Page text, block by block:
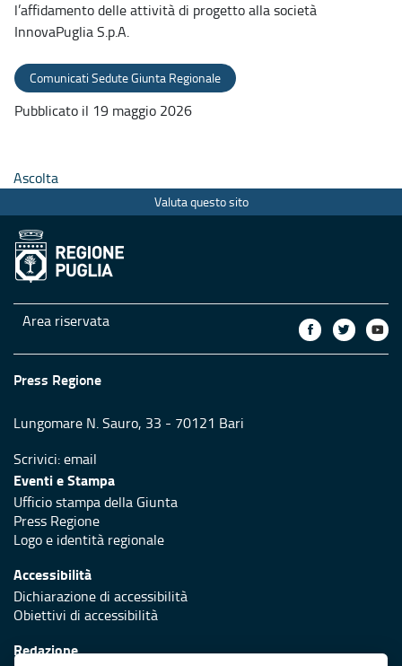
l’affidamento delle attività di progetto alla società
InnovaPuglia S.p.A.
Comunicati Sedute Giunta Regionale
Pubblicato il 19 maggio 2026
Ascolta
Valuta questo sito
Area riservata
Press Regione
Lungomare N. Sauro, 33 - 70121 Bari
Scrivici:email
Eventi e Stampa
Ufficio stampa della Giunta
Press Regione
Logo e identità regionale
Accessibilità
Dichiarazione di accessibilità
Obiettivi di accessibilità
Redazione